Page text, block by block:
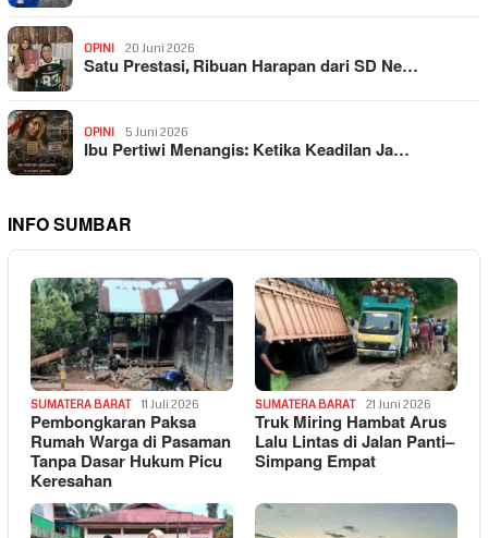
OPINI 20 Juni 2026
Satu Prestasi, Ribuan Harapan dari SD Ne…
OPINI 5 Juni 2026
Ibu Pertiwi Menangis: Ketika Keadilan Ja…
INFO SUMBAR
SUMATERA BARAT 11 Juli 2026
Pembongkaran Paksa
Rumah Warga di Pasaman
Tanpa Dasar Hukum Picu
Keresahan
SUMATERA BARAT 21 Juni 2026
Truk Miring Hambat Arus
Lalu Lintas di Jalan Panti–
Simpang Empat